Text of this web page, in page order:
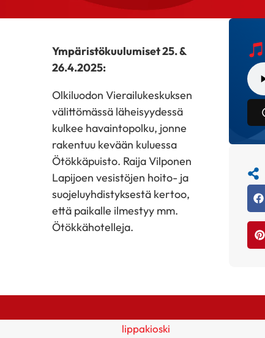
Ympäristökuulumiset 25. &
26.4.2025:
Olkiluodon Vierailukeskuksen
välittömässä läheisyydessä
kulkee havaintopolku, jonne
rakentuu kevään kuluessa
Ötökkäpuisto. Raija Vilponen
Lapijoen vesistöjen hoito- ja
suojeluyhdistyksestä kertoo,
että paikalle ilmestyy mm.
Ötökkähotelleja.